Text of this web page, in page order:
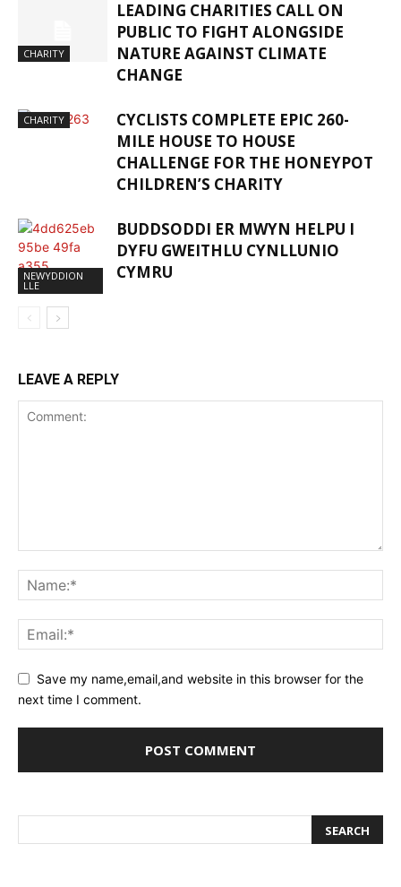
CHARITY
LEADING CHARITIES CALL ON
PUBLIC TO FIGHT ALONGSIDE
NATURE AGAINST CLIMATE
CHANGE
CHARITY
CYCLISTS COMPLETE EPIC 260-
MILE HOUSE TO HOUSE
CHALLENGE FOR THE HONEYPOT
CHILDREN’S CHARITY
NEWYDDION
LLE
BUDDSODDI ER MWYN HELPU I
DYFU GWEITHLU CYNLLUNIO
CYMRU
LEAVE A REPLY
Save my name,email,and website in this browser for the
next time I comment.